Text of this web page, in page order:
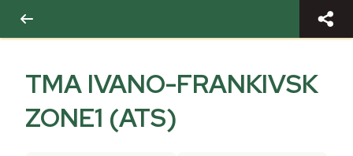
TMA IVANO-FRANKIVSK
ZONE1 (ATS)